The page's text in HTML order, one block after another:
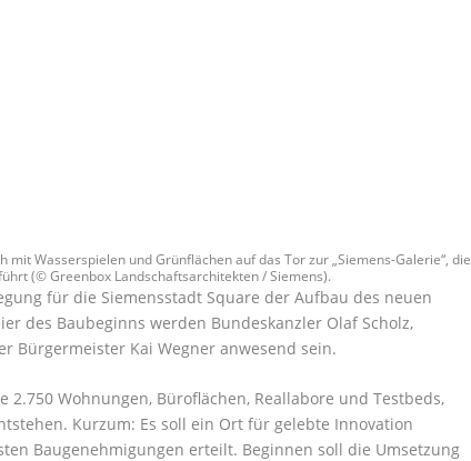
Wasserspielen und Grünflächen auf das Tor zur „Siemens-Galerie“, die
(© Greenbox Landschaftsarchitekten / Siemens).
für die Siemensstadt Square der Aufbau des neuen
des Baubeginns werden Bundeskanzler Olaf Scholz,
Bürgermeister Kai Wegner anwesend sein.
Wohnungen, Büroflächen, Reallabore und Testbeds,
Kurzum: Es soll ein Ort für gelebte Innovation
Baugenehmigungen erteilt. Beginnen soll die Umsetzung